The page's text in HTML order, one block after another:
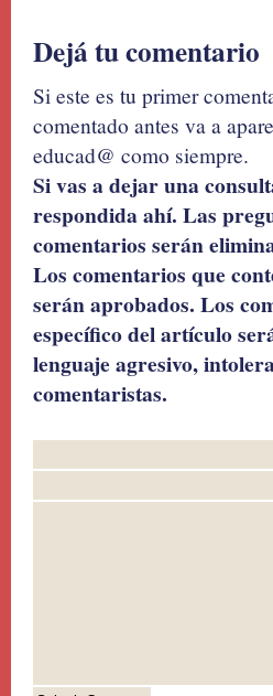
Dejá tu comentario
Si este es tu primer
comentado antes va a
educad@ como siempre.
Si vas a dejar una
respondida ahí. Las
comentarios serán
Los comentarios que
serán aprobados. Los
específico del artículo
lenguaje agresivo,
comentaristas.